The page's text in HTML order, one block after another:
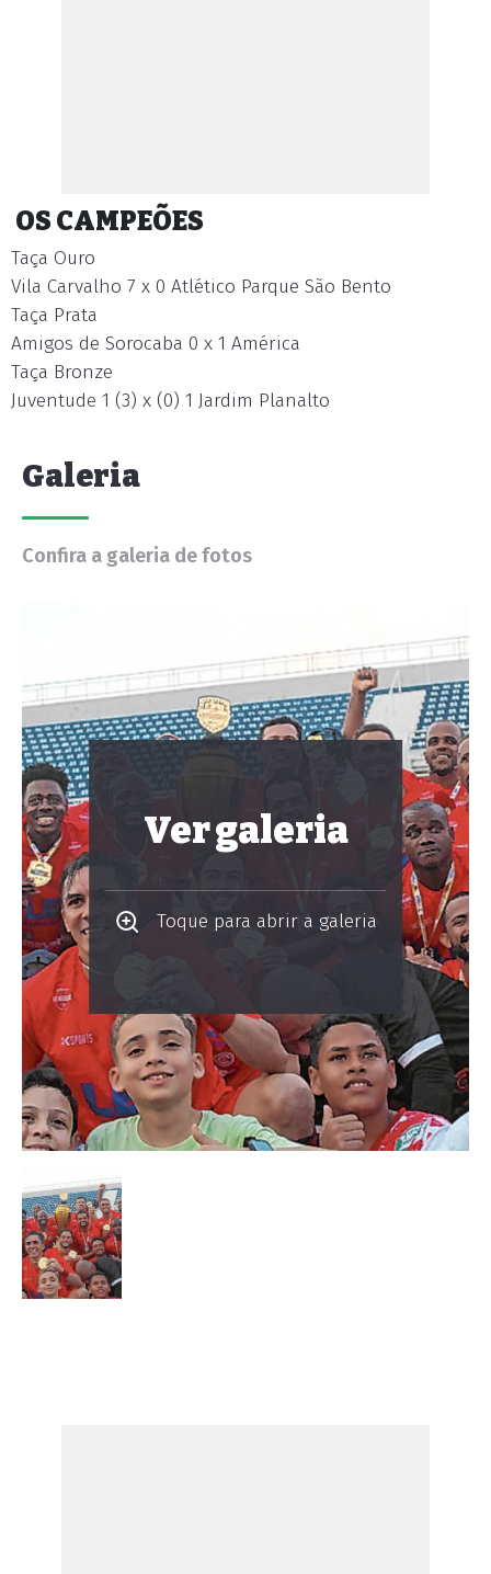
OS CAMPEÕES
Taça Ouro
Vila Carvalho 7 x 0 Atlético Parque São Bento
Taça Prata
Amigos de Sorocaba 0 x 1 América
Taça Bronze
Juventude 1 (3) x (0) 1 Jardim Planalto
Galeria
Confira a galeria de fotos
Ver galeria
Toque para abrir a galeria